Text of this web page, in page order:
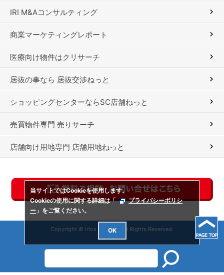
IRI M&Aコンサルティング
商業マーケティングレポート
医療向け物件はクリサーチ
居抜の事なら 居抜交渉ねっと
ショッピングセンターならSC店舗ねっと
売買物件専門 売りサーチ
店舗向け用地専門 店舗用地ねっと
Copyright © Irios Co., Ltd. All Rights Reserved.
当サイトではCookieを使用します。
Cookieの使用に関する詳細は「
プライバシーポリシ
ー 」をご覧ください。
OK